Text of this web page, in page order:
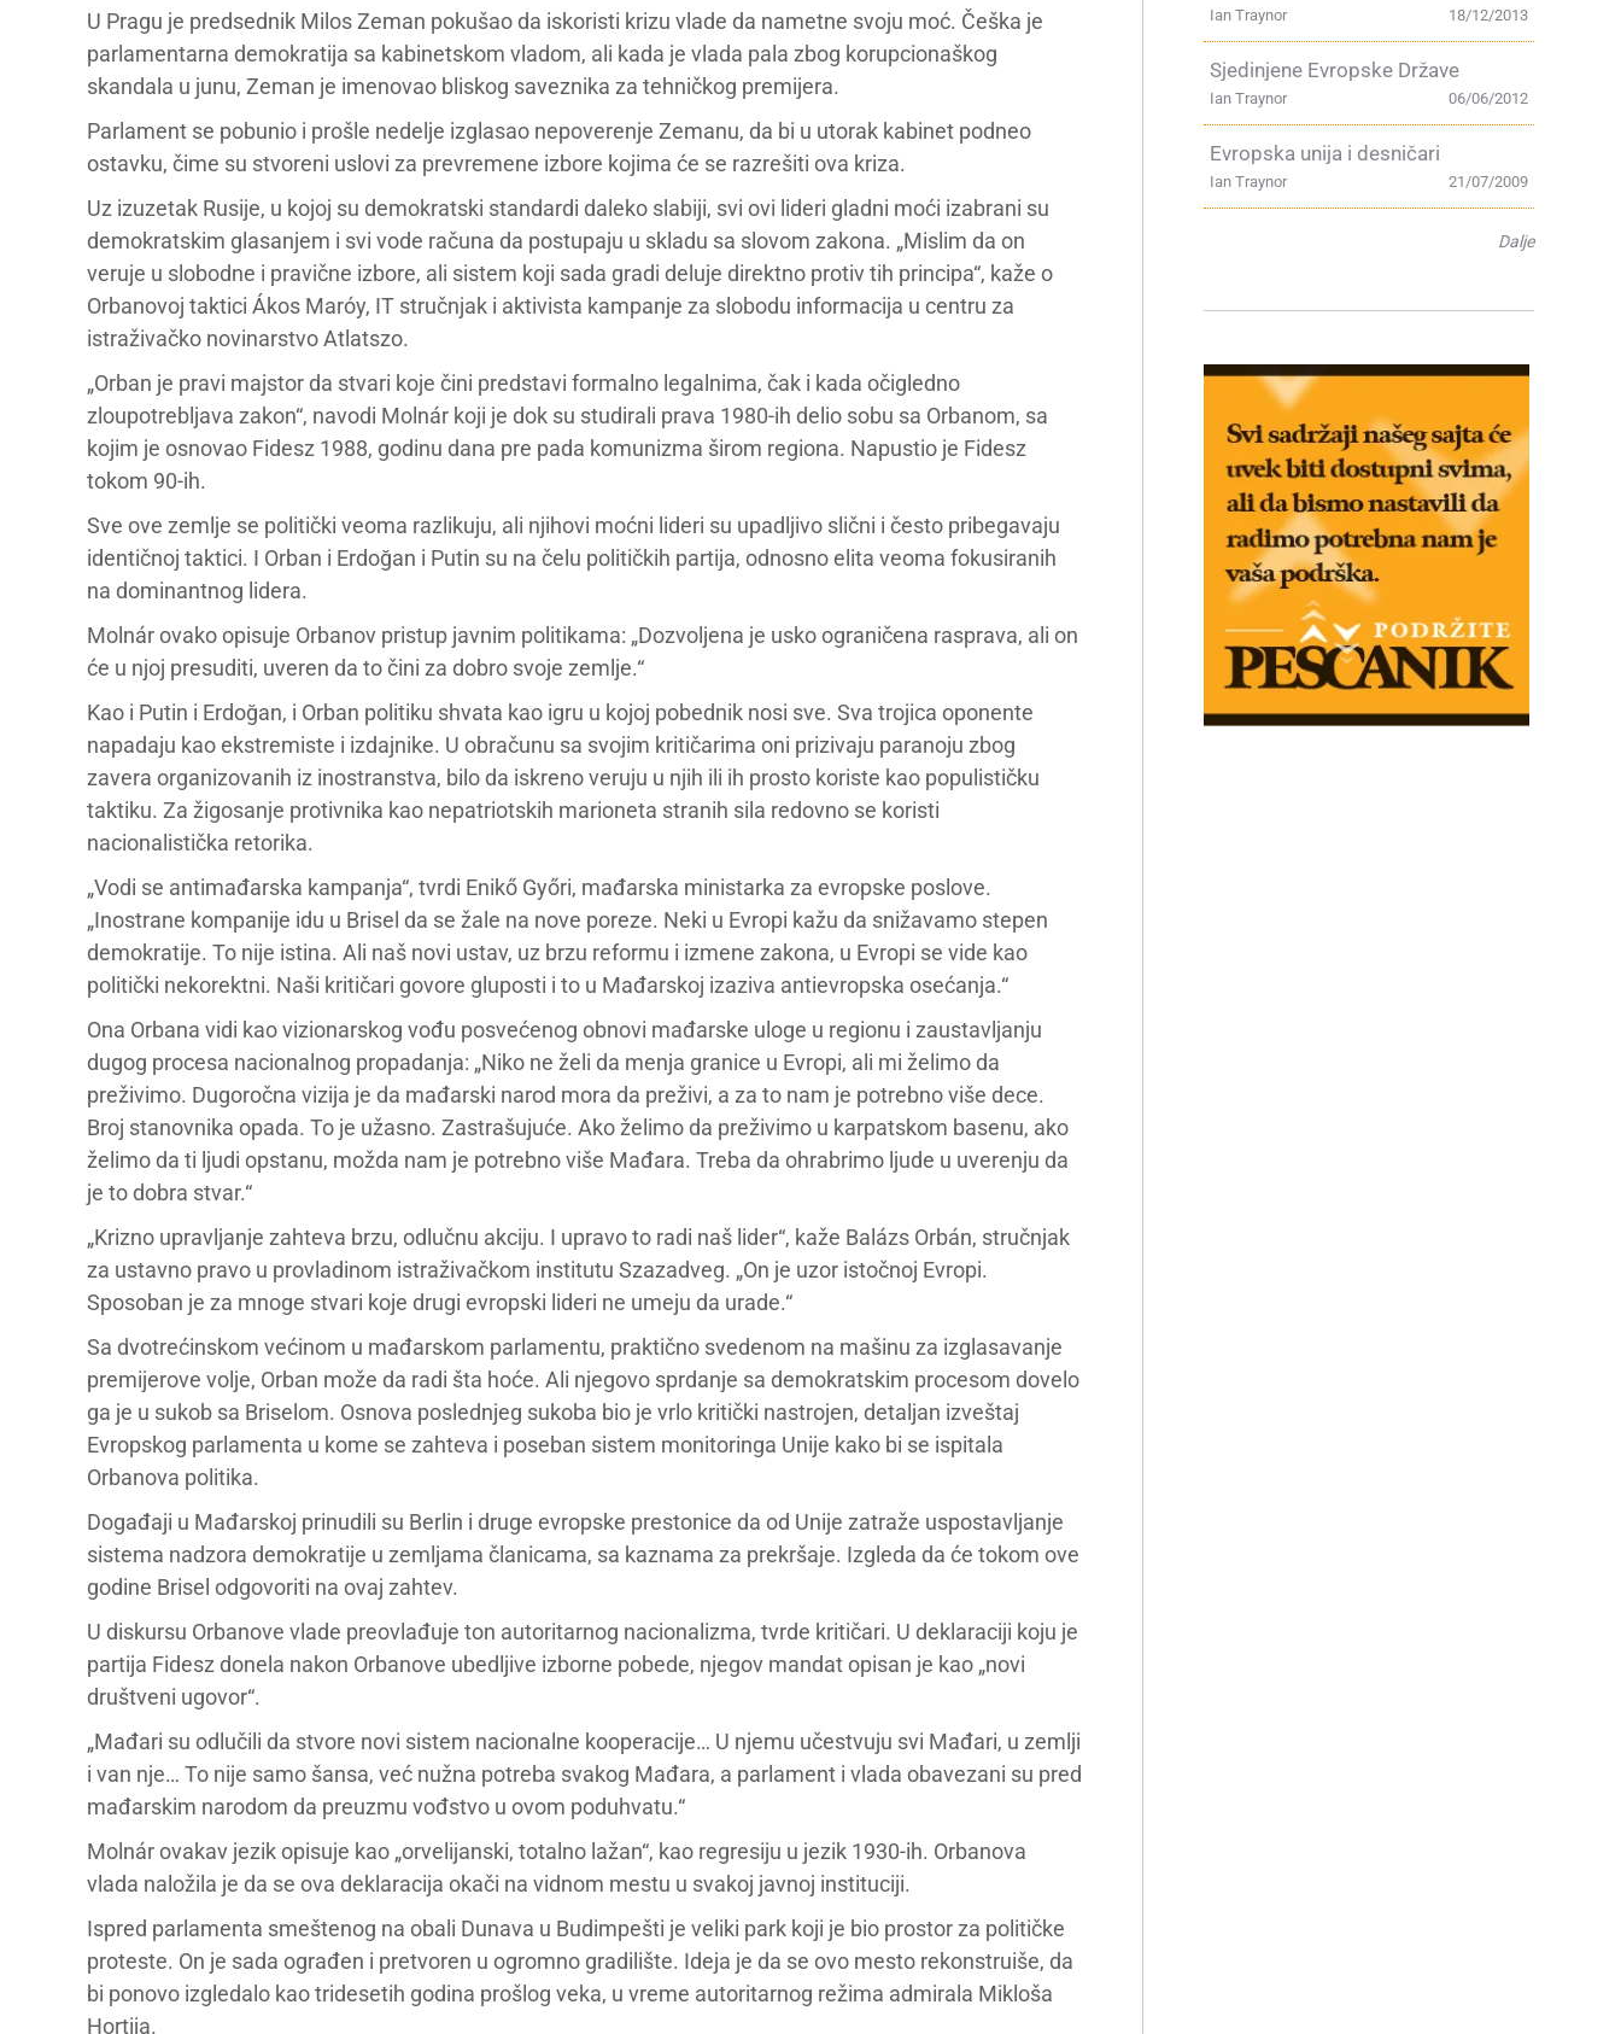
U Pragu je predsednik Milos Zeman pokušao da iskoristi krizu vlade da nametne svoju moć. Češka je
parlamentarna demokratija sa kabinetskom vladom, ali kada je vlada pala zbog korupcionaškog
skandala u junu, Zeman je imenovao bliskog saveznika za tehničkog premijera.
Parlament se pobunio i prošle nedelje izglasao nepoverenje Zemanu, da bi u utorak kabinet podneo
ostavku, čime su stvoreni uslovi za prevremene izbore kojima će se razrešiti ova kriza.
Uz izuzetak Rusije, u kojoj su demokratski standardi daleko slabiji, svi ovi lideri gladni moći izabrani su
demokratskim glasanjem i svi vode računa da postupaju u skladu sa slovom zakona. „Mislim da on
veruje u slobodne i pravične izbore, ali sistem koji sada gradi deluje direktno protiv tih principa“, kaže o
Orbanovoj taktici Ákos Maróy, IT stručnjak i aktivista kampanje za slobodu informacija u centru za
istraživačko novinarstvo Atlatszo.
„Orban je pravi majstor da stvari koje čini predstavi formalno legalnima, čak i kada očigledno
zloupotrebljava zakon“, navodi Molnár koji je dok su studirali prava 1980-ih delio sobu sa Orbanom, sa
kojim je osnovao Fidesz 1988, godinu dana pre pada komunizma širom regiona. Napustio je Fidesz
tokom 90-ih.
Sve ove zemlje se politički veoma razlikuju, ali njihovi moćni lideri su upadljivo slični i često pribegavaju
identičnoj taktici. I Orban i Erdoğan i Putin su na čelu političkih partija, odnosno elita veoma fokusiranih
na dominantnog lidera.
Molnár ovako opisuje Orbanov pristup javnim politikama: „Dozvoljena je usko ograničena rasprava, ali on
će u njoj presuditi, uveren da to čini za dobro svoje zemlje.“
Kao i Putin i Erdoğan, i Orban politiku shvata kao igru u kojoj pobednik nosi sve. Sva trojica oponente
napadaju kao ekstremiste i izdajnike. U obračunu sa svojim kritičarima oni prizivaju paranoju zbog
zavera organizovanih iz inostranstva, bilo da iskreno veruju u njih ili ih prosto koriste kao populističku
taktiku. Za žigosanje protivnika kao nepatriotskih marioneta stranih sila redovno se koristi
nacionalistička retorika.
„Vodi se antimađarska kampanja“, tvrdi Enikő Győri, mađarska ministarka za evropske poslove.
„Inostrane kompanije idu u Brisel da se žale na nove poreze. Neki u Evropi kažu da snižavamo stepen
demokratije. To nije istina. Ali naš novi ustav, uz brzu reformu i izmene zakona, u Evropi se vide kao
politički nekorektni. Naši kritičari govore gluposti i to u Mađarskoj izaziva antievropska osećanja.“
Ona Orbana vidi kao vizionarskog vođu posvećenog obnovi mađarske uloge u regionu i zaustavljanju
dugog procesa nacionalnog propadanja: „Niko ne želi da menja granice u Evropi, ali mi želimo da
preživimo. Dugoročna vizija je da mađarski narod mora da preživi, a za to nam je potrebno više dece.
Broj stanovnika opada. To je užasno. Zastrašujuće. Ako želimo da preživimo u karpatskom basenu, ako
želimo da ti ljudi opstanu, možda nam je potrebno više Mađara. Treba da ohrabrimo ljude u uverenju da
je to dobra stvar.“
„Krizno upravljanje zahteva brzu, odlučnu akciju. I upravo to radi naš lider“, kaže Balázs Orbán, stručnjak
za ustavno pravo u provladinom istraživačkom institutu Szazadveg. „On je uzor istočnoj Evropi.
Sposoban je za mnoge stvari koje drugi evropski lideri ne umeju da urade.“
Sa dvotrećinskom većinom u mađarskom parlamentu, praktično svedenom na mašinu za izglasavanje
premijerove volje, Orban može da radi šta hoće. Ali njegovo sprdanje sa demokratskim procesom dovelo
ga je u sukob sa Briselom. Osnova poslednjeg sukoba bio je vrlo kritički nastrojen, detaljan izveštaj
Evropskog parlamenta u kome se zahteva i poseban sistem monitoringa Unije kako bi se ispitala
Orbanova politika.
Događaji u Mađarskoj prinudili su Berlin i druge evropske prestonice da od Unije zatraže uspostavljanje
sistema nadzora demokratije u zemljama članicama, sa kaznama za prekršaje. Izgleda da će tokom ove
godine Brisel odgovoriti na ovaj zahtev.
U diskursu Orbanove vlade preovlađuje ton autoritarnog nacionalizma, tvrde kritičari. U deklaraciji koju je
partija Fidesz donela nakon Orbanove ubedljive izborne pobede, njegov mandat opisan je kao „novi
društveni ugovor“.
„Mađari su odlučili da stvore novi sistem nacionalne kooperacije… U njemu učestvuju svi Mađari, u zemlji
i van nje… To nije samo šansa, već nužna potreba svakog Mađara, a parlament i vlada obavezani su pred
mađarskim narodom da preuzmu vođstvo u ovom poduhvatu.“
Molnár ovakav jezik opisuje kao „orvelijanski, totalno lažan“, kao regresiju u jezik 1930-ih. Orbanova
vlada naložila je da se ova deklaracija okači na vidnom mestu u svakoj javnoj instituciji.
Ispred parlamenta smeštenog na obali Dunava u Budimpešti je veliki park koji je bio prostor za političke
proteste. On je sada ograđen i pretvoren u ogromno gradilište. Ideja je da se ovo mesto rekonstruiše, da
bi ponovo izgledalo kao tridesetih godina prošlog veka, u vreme autoritarnog režima admirala Mikloša
Hortija.
18/12/2013
Ian Traynor
Sjedinjene Evropske Države
06/06/2012
Ian Traynor
Evropska unija i desničari
21/07/2009
Ian Traynor
Dalje